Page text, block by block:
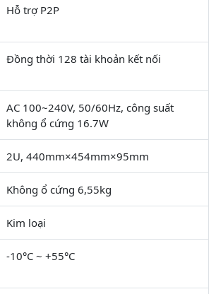
Hỗ trợ P2P
Đồng thời 128 tài khoản kết nối
AC 100~240V, 50/60Hz, công suất
không ổ cứng 16.7W
2U, 440mm×454mm×95mm
Không ổ cứng 6,55kg
Kim loại
-10°C ~ +55°C